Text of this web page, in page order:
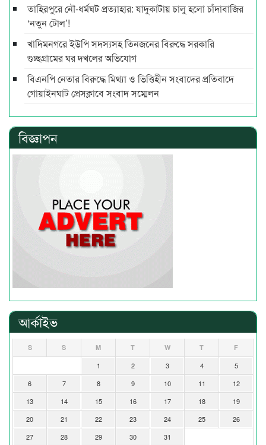
তাহিরপুরে নৌ-ধর্মঘট প্রত্যাহার: যাদুকাটায় চালু হলো চাঁদাবাজির
‘নতুন টোল’!
খাদিমনগরে ইউপি সদস্যসহ তিনজনের বিরুদ্ধে সরকারি
গুচ্ছগ্রামের ঘর দখলের অভিযোগ
বিএনপি নেতার বিরুদ্ধে মিথ্যা ও ভিত্তিহীন সংবাদের প্রতিবাদে
গোয়াইনঘাট প্রেসক্লাবে সংবাদ সম্মেলন
বিজ্ঞাপন
আর্কাইভ
S S M T W T F
1 2 3 4
5
6
7 8 9 10 11
12
13
14 15 16 17 18
19
20
21 22 23 24 25
26
27
28 29 30 31